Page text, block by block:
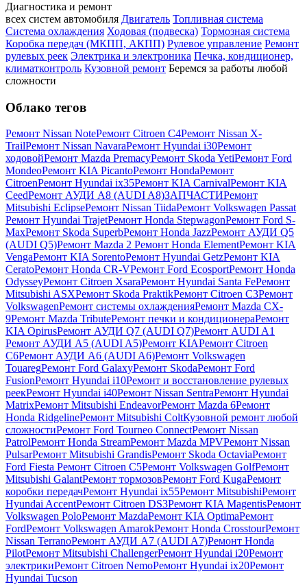
Диагностика и ремонт
всех cистем автомобиля Двигатель Топливная система
Система охлаждения Ходовая (подвеска) Тормозная система
Коробка передач (МКПП, АКПП) Рулевое управление Ремонт
рулевых реек Электрика и электроника Печка, кондиционер,
климатконтроль Кузовной ремонт Беремся за работы любой
сложности
Облако тегов
Ремонт Nissan NoteРемонт Citroen C4Ремонт Nissan X-
TrailРемонт Nissan NavaraРемонт Hyundai i30Ремонт
ходовойРемонт Mazda PremacyРемонт Skoda YetiРемонт Ford
MondeoРемонт KIA PicantoРемонт HondaРемонт
CitroenРемонт Hyundai ix35Ремонт KIA CarnivalРемонт KIA
CeedРемонт АУДИ А8 (AUDI A8)ЗАПЧАСТИРемонт
Mitsubishi EclipseРемонт Nissan TiidaРемонт Volkswagen Passat
Ремонт Hyundai TrajetРемонт Honda StepwagonРемонт Ford S-
MaxРемонт Skoda SuperbРемонт Honda JazzРемонт АУДИ Q5
(AUDI Q5)Ремонт Mazda 2 Ремонт Honda ElementРемонт KIA
VengaРемонт KIA SorentoРемонт Hyundai GetzРемонт KIA
CeratoРемонт Honda CR-VРемонт Ford EcosportРемонт Honda
OdysseyРемонт Citroen XsaraРемонт Hyundai Santa FeРемонт
Mitsubishi ASXРемонт Skoda PraktikРемонт Citroen C3Ремонт
VolkswagenРемонт системы охлажденияРемонт Mazda CX-
9Ремонт Mazda TributeРемонт печки и кондиционераРемонт
KIA OpirusРемонт АУДИ Q7 (AUDI Q7)Ремонт AUDI A1
Ремонт АУДИ А5 (AUDI A5)Ремонт KIAРемонт Citroen
C6Ремонт АУДИ А6 (AUDI A6)Ремонт Volkswagen
TouaregРемонт Ford GalaxyРемонт SkodaРемонт Ford
FusionРемонт Hyundai i10Ремонт и восстановление рулевых
реекРемонт Hyundai i40Ремонт Nissan SentraРемонт Hyundai
MatrixРемонт Mitsubishi EndeavorРемонт Mazda 6Ремонт
Honda RidgelineРемонт Mitsubishi ColtКузовной ремонт любой
сложностиРемонт Ford Tourneo ConnectРемонт Nissan
PatrolРемонт Honda StreamРемонт Mazda MPVРемонт Nissan
PulsarРемонт Mitsubishi GrandisРемонт Skoda OctaviaРемонт
Ford Fiesta Ремонт Citroen C5Ремонт Volkswagen GolfРемонт
Mitsubishi GalantРемонт тормозовРемонт Ford KugaРемонт
коробки передачРемонт Hyundai ix55Ремонт MitsubishiРемонт
Hyundai AccentРемонт Citroen DS3Ремонт KIA MagentisРемонт
Volkswagen PoloРемонт MazdaРемонт KIA OptimaРемонт
FordРемонт Volkswagen AmarokРемонт Honda CrosstourРемонт
Nissan TerranoРемонт АУДИ А7 (AUDI A7)Ремонт Honda
PilotРемонт Mitsubishi ChallengerРемонт Hyundai i20Ремонт
электрикиРемонт Citroen NemoРемонт Hyundai ix20Ремонт
Hyundai Tucson